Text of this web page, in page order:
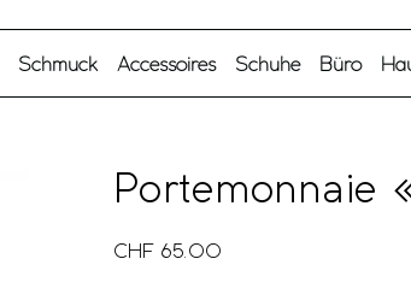
Schmuck Accessoires Schuhe Büro
Portemonnaie
CHF 65.00